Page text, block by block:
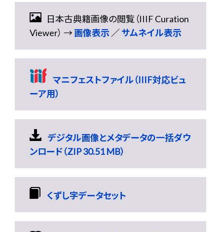
日本古典籍画像の閲覧（IIIF Curation
Viewer） →画像表示 ／サムネイル表示
マニフェストファイル（IIIF対応ビュ
ーア用）
デジタル画像とメタデータの一括ダウ
ンロード（ZIP 30.51 MB）
くずし字データセット